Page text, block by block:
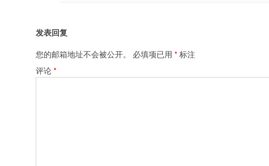
发表回复
您的邮箱地址不会被公开。
必填项已用 *标注
评论*